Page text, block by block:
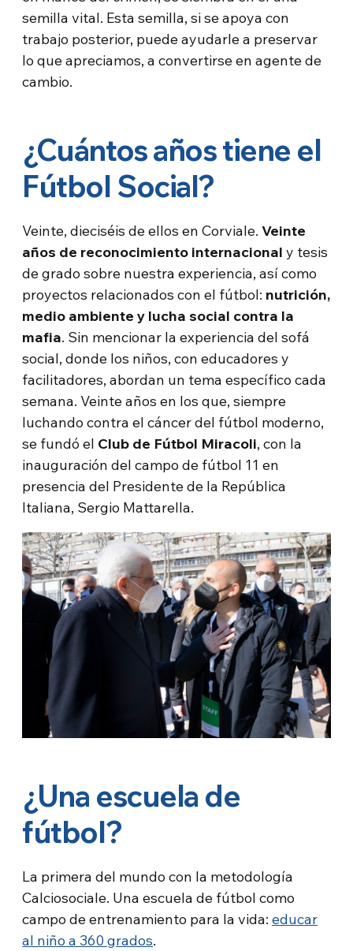
semilla vital. Esta semilla, si se apoya con
trabajo posterior, puede ayudarle a preservar
lo que apreciamos, a convertirse en agente de
cambio.
¿Cuántos años tiene el
Fútbol Social?
Veinte, dieciséis de ellos en Corviale.Veinte
años de reconocimiento internacional y tesis
de grado sobre nuestra experiencia, así como
proyectos relacionados con el fútbol: nutrición,
medio ambiente y lucha social contra la
mafia. Sin mencionar la experiencia del sofá
social, donde los niños, con educadores y
facilitadores, abordan un tema específico cada
semana. Veinte años en los que, siempre
luchando contra el cáncer del fútbol moderno,
se fundó el Club de Fútbol Miracoli, con la
inauguración del campo de fútbol 11 en
presencia del Presidente de la República
Italiana, Sergio Mattarella.
¿Una escuela de
fútbol?
La primera del mundo con la metodología
Calciosociale. Una escuela de fútbol como
campo de entrenamiento para la vida:educar
al niño a 360 grados.